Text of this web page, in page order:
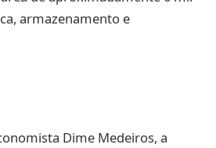
armazenamento e
Dime Medeiros, a